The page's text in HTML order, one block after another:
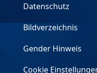
Datenschutz
Bildverzeichnis
Gender Hinweis
Cookie